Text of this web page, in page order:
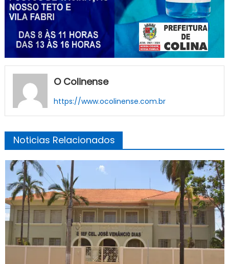
O Colinense
https://www.ocolinense.com.br
Noticias Relacionados